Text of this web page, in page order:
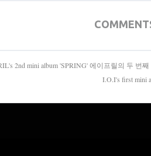
2nd mini album 'SPRING' 에이프릴의 두 번째
I.O.I's first mini